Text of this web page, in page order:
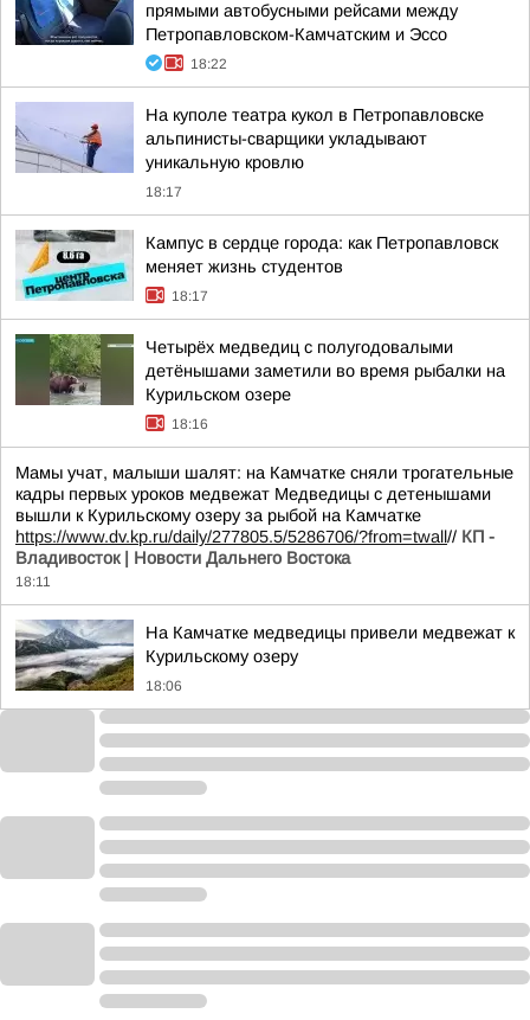
прямыми автобусными рейсами между
Петропавловском-Камчатским и Эссо
18:22
На куполе театра кукол в Петропавловске
альпинисты-сварщики укладывают
уникальную кровлю
18:17
Кампус в сердце города: как Петропавловск
меняет жизнь студентов
18:17
Четырёх медведиц с полугодовалыми
детёнышами заметили во время рыбалки на
Курильском озере
18:16
Мамы учат, малыши шалят: на Камчатке сняли трогательные
кадры первых уроков медвежат Медведицы с детенышами
вышли к Курильскому озеру за рыбой на Камчатке
https://www.dv.kp.ru/daily/277805.5/5286706/?from=twall// КП -
Владивосток | Новости Дальнего Востока
18:11
На Камчатке медведицы привели медвежат к
Курильскому озеру
18:06